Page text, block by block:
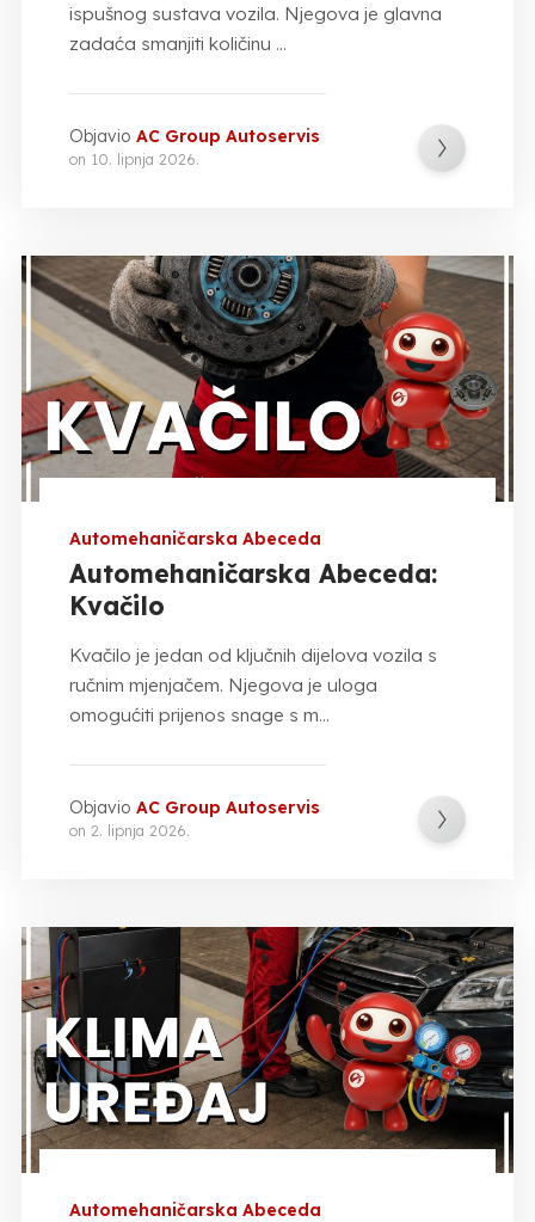
ispušnog sustava vozila. Njegova je glavna
zadaća smanjiti količinu ...
Objavio AC Group Autoservis
on 10. lipnja 2026.
Automehaničarska Abeceda
Automehaničarska Abeceda:
Kvačilo
Kvačilo je jedan od ključnih dijelova vozila s
ručnim mjenjačem. Njegova je uloga
omogućiti prijenos snage s m...
Objavio AC Group Autoservis
on 2. lipnja 2026.
Automehaničarska Abeceda